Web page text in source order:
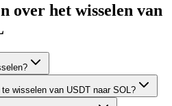
over het wisselen van
wisselen van USDT naar SOL?